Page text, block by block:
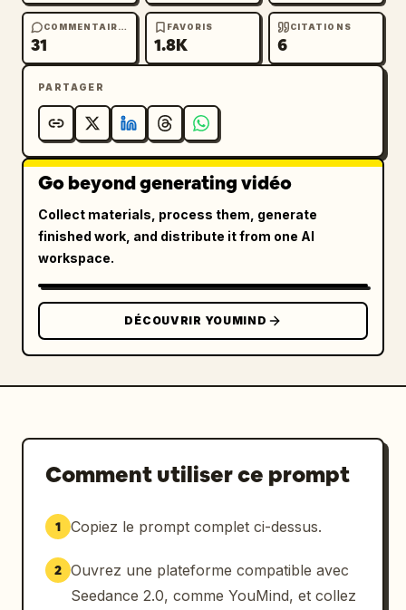
COMMENTAIRES
31
FAVORIS
1.8K
CITATIONS
6
PARTAGER
Go beyond generating vidéo
Collect materials, process them, generate
finished work, and distribute it from one AI
workspace.
DÉCOUVRIR YOUMIND
Comment utiliser ce prompt
1 Copiez le prompt complet ci-dessus.
2 Ouvrez une plateforme compatible avec
Seedance 2.0, comme YouMind, et collez